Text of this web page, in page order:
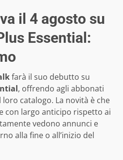
il 4 agosto su
Essential:
farà il suo debutto su
, offrendo agli abbonati
catalogo. La novità è che
con largo anticipo rispetto ai
vedono annunci e
alla fine o all’inizio del